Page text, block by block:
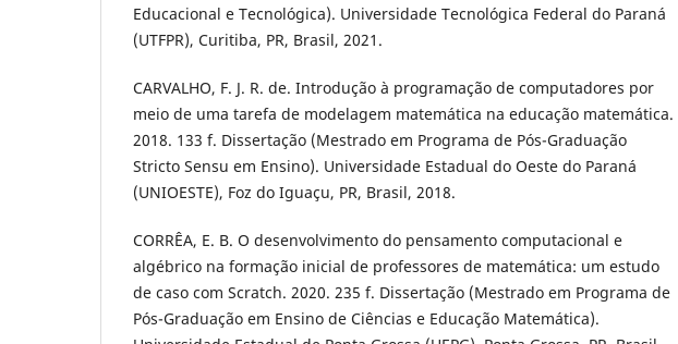
Educacional e Tecnológica). Universidade Tecnológica Federal do Paraná
(UTFPR), Curitiba, PR, Brasil, 2021.
CARVALHO, F. J. R. de. Introdução à programação de computadores por
meio de uma tarefa de modelagem matemática na educação matemática.
2018. 133 f. Dissertação (Mestrado em Programa de Pós-Graduação
Stricto Sensu em Ensino). Universidade Estadual do Oeste do Paraná
(UNIOESTE), Foz do Iguaçu, PR, Brasil, 2018.
CORRÊA, E. B. O desenvolvimento do pensamento computacional e
algébrico na formação inicial de professores de matemática: um estudo
de caso com Scratch. 2020. 235 f. Dissertação (Mestrado em Programa de
Pós-Graduação em Ensino de Ciências e Educação Matemática).